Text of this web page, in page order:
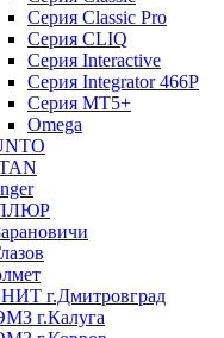
Серия Classic Pro
Серия CLIQ
Серия Interactive
Серия Integrator 466P
Серия MT5+
Omega
г.Дмитровград
г.Калуга